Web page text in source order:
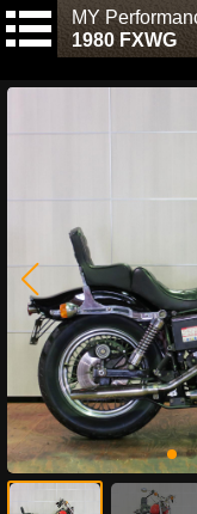
MY
1980 FXWG